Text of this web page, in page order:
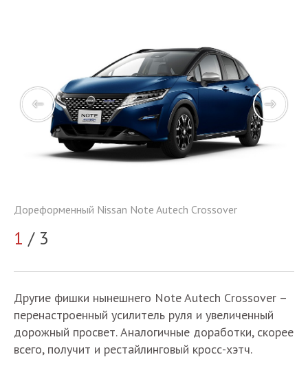
Дореформенный Nissan Note Autech Crossover
1 / 3
Другие фишки нынешнего Note Autech Crossover –
перенастроенный усилитель руля и увеличенный
дорожный просвет. Аналогичные доработки, скорее
всего, получит и рестайлинговый кросс-хэтч.